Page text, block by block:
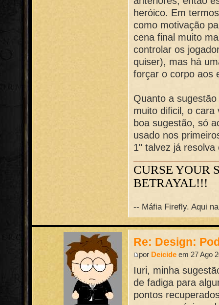
heróico. Em
como motivação
cena final muito
controlar os
quiser), mas há
forçar o corpo aos
Quanto a
muito dificil, o cara
boa sugestão, só
usado nos
1" talvez já resolva
CURSE YOUR
BETRAYAL!!!
-- Máfia Firefly. Aqui
Re: Design:
por Deicide em 27 Ago
Iuri, minha
de fadiga para
pontos